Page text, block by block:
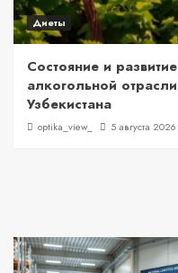
Диеты
Состояние и развитие
алкогольной отрасли
Узбекистана
optika_view_ 5 августа 2026